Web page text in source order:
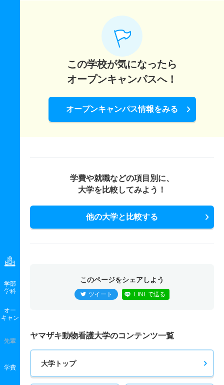
学部
学科
オー
キャン
先輩
学費
この学校が気になったら
オープンキャンパスへ！
オープンキャンパス情報をみる
学費や就職などの項目別に、
大学を比較してみよう！
他の大学と比較する
このページをシェアしよう
ツイート LINEで送る
ヤマザキ動物看護大学のコンテンツ一覧
大学トップ